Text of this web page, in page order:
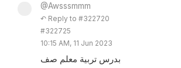
@Awsssmmm
↶ Reply to #322720
#322725
10:15 AM, 11 Jun 2023
بدرس تربية معلم صف